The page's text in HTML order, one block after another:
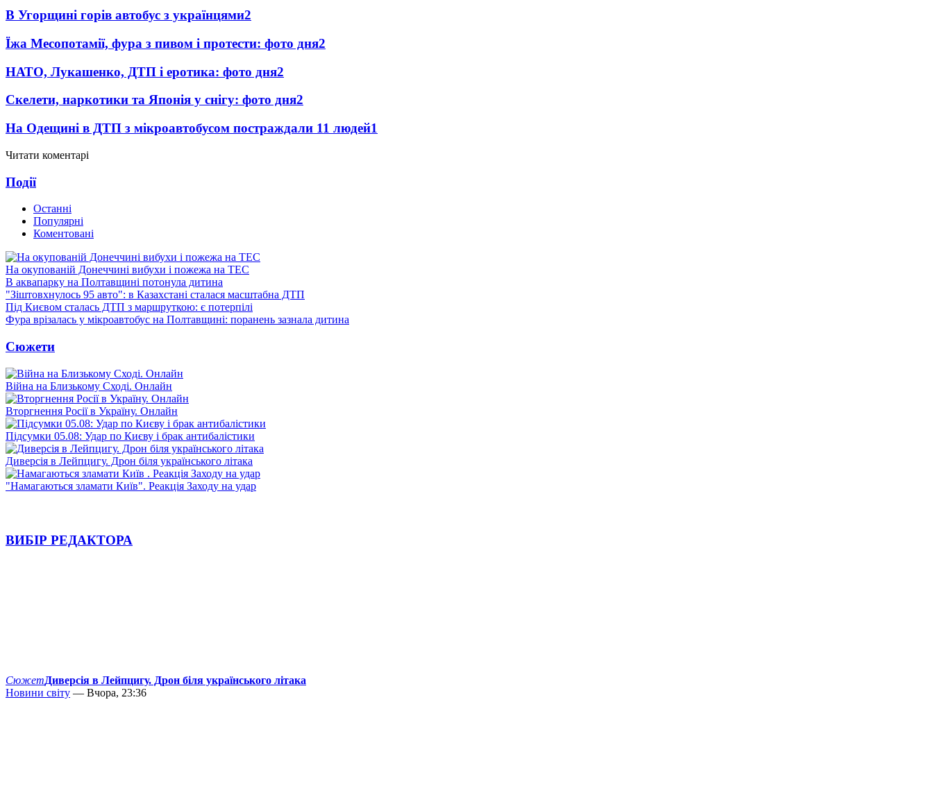
В Угорщині горів автобус з українцями2
Їжа Месопотамії, фура з пивом і протести: фото дня2
НАТО, Лукашенко, ДТП і еротика: фото дня2
Скелети, наркотики та Японія у снігу: фото дня2
На Одещині в ДТП з мікроавтобусом постраждали 11 людей1
Читати коментарі
Події
Останні
Популярні
Коментовані
На окупованій Донеччині вибухи і пожежа на ТЕС
В аквапарку на Полтавщині потонула дитина
"Зіштовхнулось 95 авто": в Казахстані сталася масштабна ДТП
Під Києвом сталась ДТП з маршруткою: є потерпілі
Фура врізалась у мікроавтобус на Полтавщині: поранень зазнала дитина
Сюжети
Війна на Близькому Сході. Онлайн
Вторгнення Росії в Україну. Онлайн
Підсумки 05.08: Удар по Києву і брак антибалістики
Диверсія в Лейпцигу. Дрон біля українського літака
"Намагаються зламати Київ". Реакція Заходу на удар
ВИБІР РЕДАКТОРА
СюжетДиверсія в Лейпцигу. Дрон біля українського літака
Новини світу — Вчора, 23:36